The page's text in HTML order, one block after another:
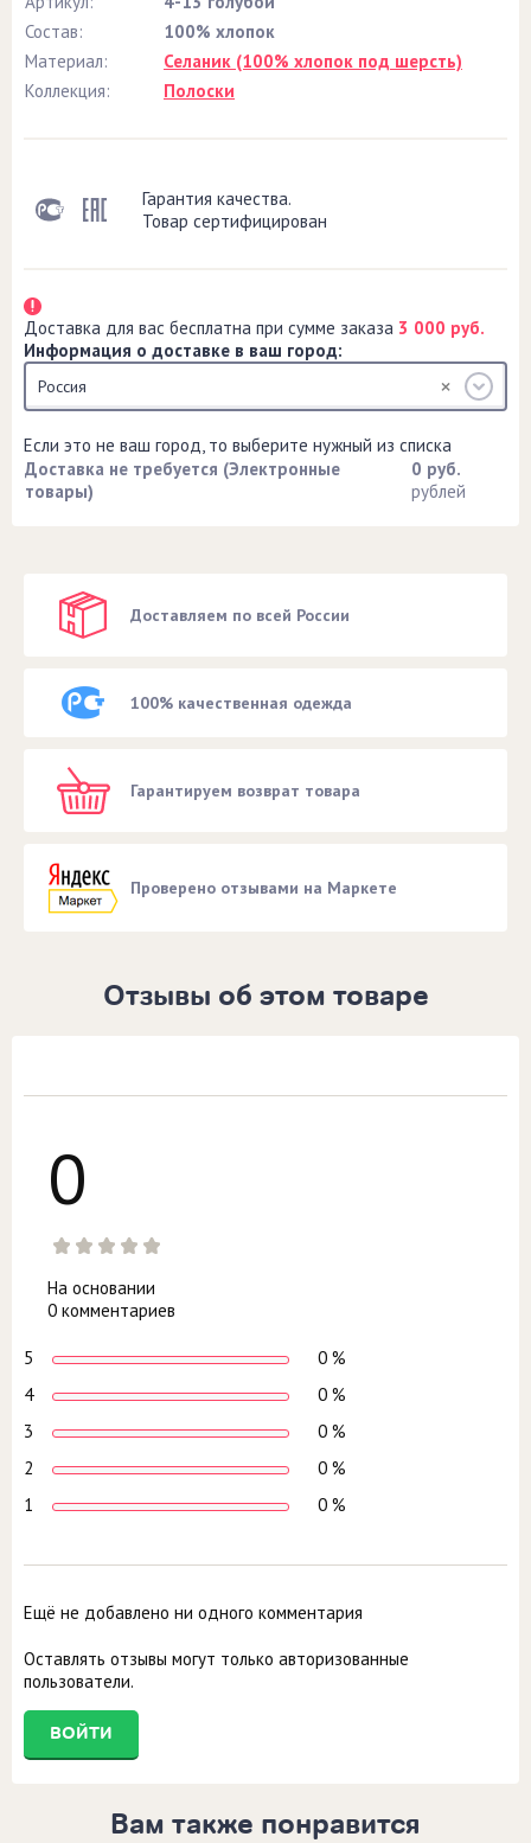
Состав:
100% хлопок
Материал:
Селаник (100% хлопок под шерсть)
Коллекция:
Полоски
Гарантия качества.
Товар сертифицирован
Доставка для вас бесплатна при сумме заказа 3 000 руб.
Информация о доставке в ваш город:
Россия
Если это не ваш город, то выберите нужный из списка
Доставка не требуется (Электронные
товары)
0 руб.
рублей
Доставляем по всей России
100% качественная одежда
Гарантируем возврат товара
Проверено отзывами на Маркете
Отзывы об этом товаре
0
На основании
0 комментариев
5
0 %
4
0 %
3
0 %
2
0 %
1
0 %
Ещё не добавлено ни одного комментария
Оставлять отзывы могут только авторизованные
пользователи.
ВОЙТИ
Вам также понравится